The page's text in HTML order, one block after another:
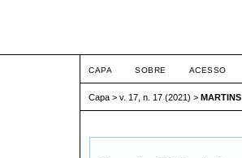
CAPA SOBRE ACESSO
Capa > v. 17, n. 17 (2021) > MARTINS